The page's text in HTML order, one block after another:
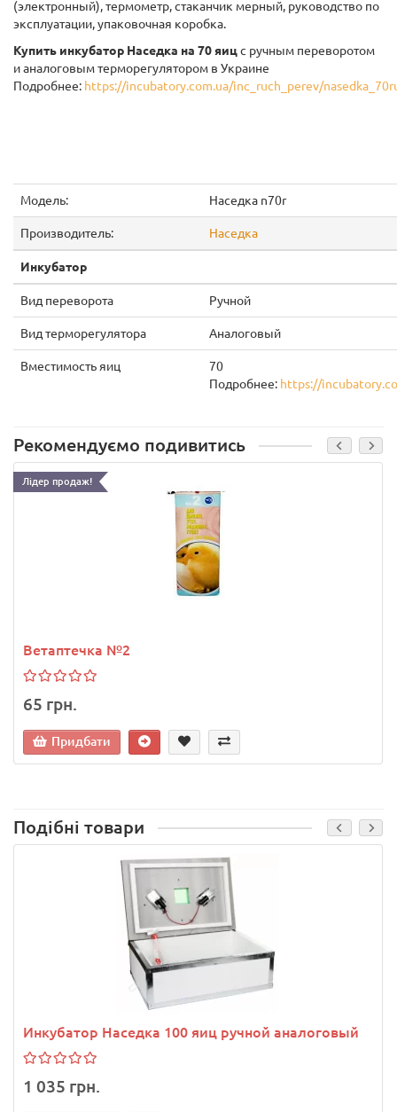
(электронный), термометр, стаканчик мерный, руководство по
эксплуатации, упаковочная коробка.
Купить инкубатор Наседка на 70 яицс ручным переворотом
и аналоговым терморегулятором в Украине
Подробнее: https://incubatory.com.ua/inc_ruch_perev/
Модель: Наседка n70r
Производитель: Наседка
Инкубатор
Вид переворота Ручной
Вид терморегулятора Аналоговый
Вместимость яиц
70
Подробнее: https://
Рекомендуємо подивитись
Лідер продаж!
Ветаптечка №2
65 грн.
Придбати
Подібні товари
Инкубатор Наседка 100 яиц ручной аналоговый
1 035 грн.